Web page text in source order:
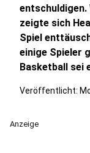
entschuldigen.
zeigte sich
Spiel
einige Spieler
Basketball sei
Veröffentlicht:
Anzeige